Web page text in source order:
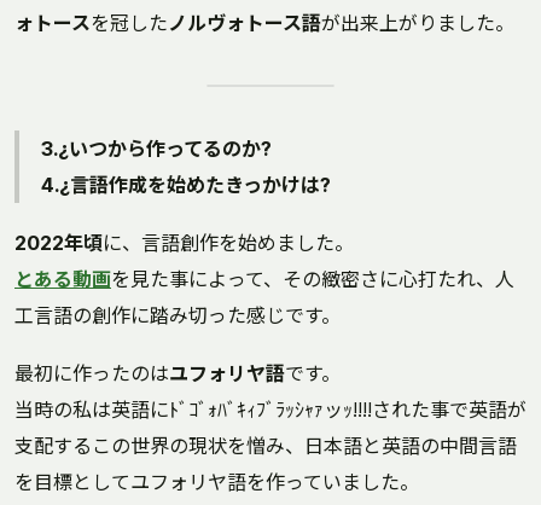
ォトースを冠したノルヴォトース語が出来上がりました。
3.¿いつから作ってるのか?
4.¿言語作成を始めたきっかけは?
2022年頃に、言語創作を始めました。
とある動画を見た事によって、その緻密さに心打たれ、人
工言語の創作に踏み切った感じです。
最初に作ったのはユフォリヤ語です。
当時の私は英語にﾄﾞｺﾞｫﾊﾞｷｨﾌﾞﾗｯｼｬｧッｯ!!!!された事で英語が
支配するこの世界の現状を憎み、日本語と英語の中間言語
を目標としてユフォリヤ語を作っていました。